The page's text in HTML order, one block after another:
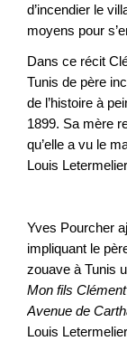
d’incendier le
moyens pour
Dans ce récit
Tunis de père
de l’histoire à
1899. Sa mère
qu’elle a vu le
Louis
Yves Pourcher
impliquant le
zouave à Tunis
Mon fils Clément
Avenue de
Louis